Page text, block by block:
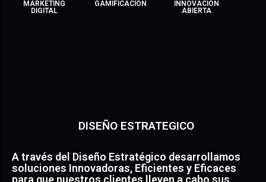
MARKETING
DIGITAL
GAMIFICACIÓN
INNOVACIÓN
ABIERTA
DISEÑO ESTRATEGICO
A través del Diseño Estratégico desarrollamos
soluciones Innovadoras, Eficientes y Eficaces
para que nuestros clientes lleven a cabo sus